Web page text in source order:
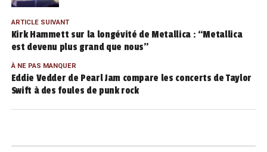
ARTICLE SUIVANT
Kirk Hammett sur la longévité de Metallica : “Metallica
est devenu plus grand que nous”
À NE PAS MANQUER
Eddie Vedder de Pearl Jam compare les concerts de Taylor
Swift à des foules de punk rock